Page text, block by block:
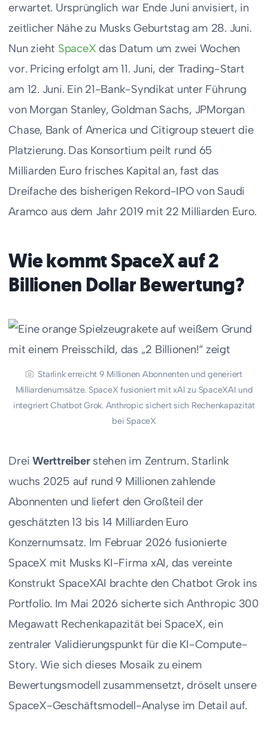
erwartet. Ursprünglich war Ende Juni anvisiert, in
zeitlicher Nähe zu Musks Geburtstag am 28. Juni.
Nun zieht SpaceX das Datum um zwei Wochen
vor. Pricing erfolgt am 11. Juni, der Trading-Start
am 12. Juni. Ein 21-Bank-Syndikat unter Führung
von Morgan Stanley, Goldman Sachs, JPMorgan
Chase, Bank of America und Citigroup steuert die
Platzierung. Das Konsortium peilt rund 65
Milliarden Euro frisches Kapital an, fast das
Dreifache des bisherigen Rekord-IPO von Saudi
Aramco aus dem Jahr 2019 mit 22 Milliarden Euro.
Wie kommt SpaceX auf 2
Billionen Dollar Bewertung?
Starlink erreicht 9 Millionen Abonnenten und generiert
Milliardenumsätze. SpaceX fusioniert mit xAI zu SpaceXAI und
integriert Chatbot Grok. Anthropic sichert sich Rechenkapazität
bei SpaceX
DreiWerttreiberstehen im Zentrum. Starlink
wuchs 2025 auf rund 9 Millionen zahlende
Abonnenten und liefert den Großteil der
geschätzten 13 bis 14 Milliarden Euro
Konzernumsatz. Im Februar 2026 fusionierte
SpaceX mit Musks KI-Firma xAI, das vereinte
Konstrukt SpaceXAI brachte den Chatbot Grok ins
Portfolio. Im Mai 2026 sicherte sich Anthropic 300
Megawatt Rechenkapazität bei SpaceX, ein
zentraler Validierungspunkt für die KI-Compute-
Story. Wie sich dieses Mosaik zu einem
Bewertungsmodell zusammensetzt, dröselt unsere
SpaceX-Geschäftsmodell-Analyse im Detail auf.